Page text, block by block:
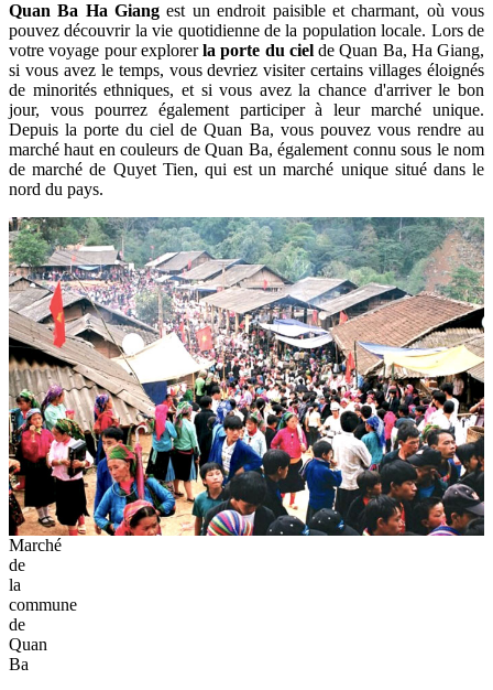
Quan Ba ​​​​Ha Giang est un endroit paisible et charmant, où vous
pouvez découvrir la vie quotidienne de la population locale. Lors de
votre voyage pour explorerla porte du cielde Quan Ba, Ha Giang,
si vous avez le temps, vous devriez visiter certains villages éloignés
de minorités ethniques, et si vous avez la chance d'arriver le bon
jour, vous pourrez également participer à leur marché unique.
Depuis la porte du ciel de Quan Ba, vous pouvez vous rendre au
marché haut en couleurs de Quan Ba, également connu sous le nom
de marché de Quyet Tien, qui est un marché unique situé dans le
nord du pays.
Marché
de
la
commune
de
Quan
Ba